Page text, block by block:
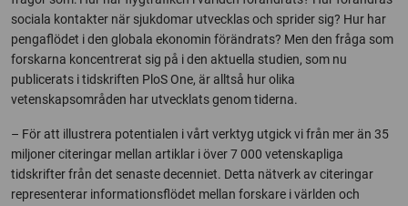
sociala kontakter när sjukdomar utvecklas och sprider sig? Hur har
pengaflödet i den globala ekonomin förändrats? Men den fråga som
forskarna koncentrerat sig på i den aktuella studien, som nu
publicerats i tidskriften PloS One, är alltså hur olika
vetenskapsområden har utvecklats genom tiderna.
– För att illustrera potentialen i vårt verktyg utgick vi från mer än 35
miljoner citeringar mellan artiklar i över 7 000 vetenskapliga
tidskrifter från det senaste decenniet. Detta nätverk av citeringar
representerar informationsflödet mellan forskare i världen och